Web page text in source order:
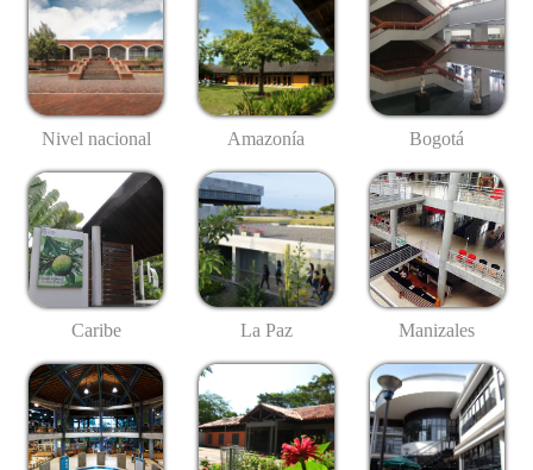
Nivel nacional Amazonía Bogotá
Caribe La Paz Manizales